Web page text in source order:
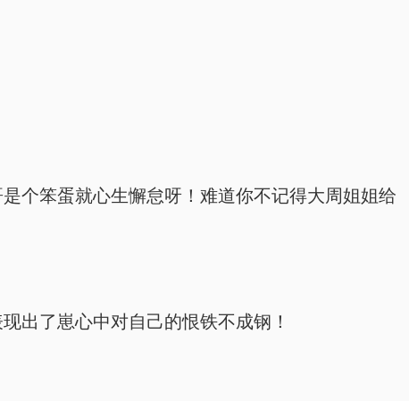
个笨蛋就心生懈怠呀！难道你不记得大周姐姐给
出了崽心中对自己的恨铁不成钢！